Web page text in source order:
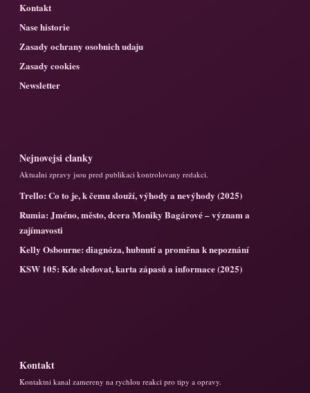
Kontakt
Nase historie
Zasady ochrany osobnich udaju
Zasady cookies
Newsletter
Nejnovejsi clanky
Aktualni zpravy jsou pred publikaci kontrolovany redakci.
Trello: Co to je, k čemu slouží, výhody a nevýhody (2025)
Rumia: Jméno, město, dcera Moniky Bagárové – význam a
zajímavosti
Kelly Osbourne: diagnóza, hubnutí a proměna k nepoznání
KSW 105: Kde sledovat, karta zápasů a informace (2025)
Kontakt
Kontaktni kanal zamereny na rychlou reakci pro tipy a opravy.